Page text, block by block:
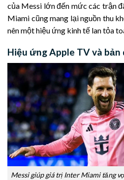
của Messi lớn đến mức các trận
Miami cũng mang lại nguồn thu
nên một hiệu ứng kinh tế lan tỏa
Hiệu ứng Apple TV và
Messi giúp giá trị Inter Miami tăng